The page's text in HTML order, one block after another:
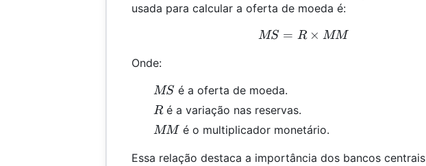
usada para calcular a oferta de moeda é:
MS = R \times MM
MS = R × MM
Onde:
MS
MS é a oferta de moeda.
R
Ré a variação nas reservas.
MM
MM é o multiplicador monetário.
Essa relação destaca a importância dos bancos centrais